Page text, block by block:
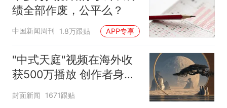
核查
热
十多万人报名的考试，成绩
全部作废，公平么？
绩全部作废，公平么？
中国新闻周刊 1.8万跟贴 APP专享
"中式天庭"视频在海外收
获500万播放 创作者身份
披露
封面新闻 1671跟贴